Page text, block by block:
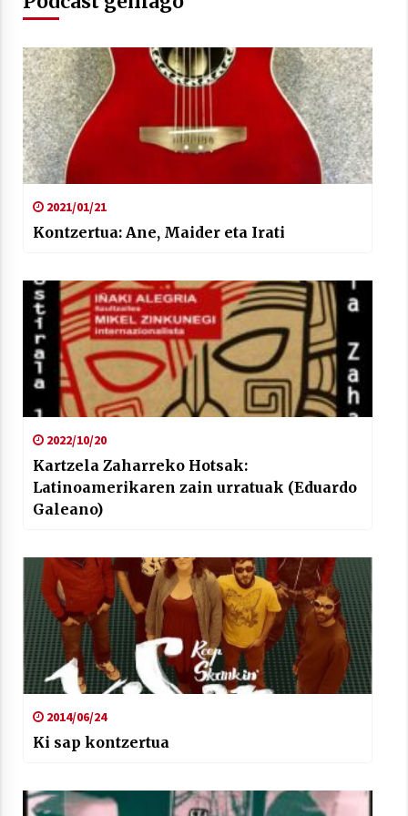
Arrosaren laburpen bideoa Hamaika
Telebistaren eskutik
2021/06/30
2021/01/21
Kontzertua: Ane, Maider eta Irati
2022/10/20
Kartzela Zaharreko Hotsak:
Latinoamerikaren zain urratuak (Eduardo
Galeano)
2014/06/24
Ki sap kontzertua